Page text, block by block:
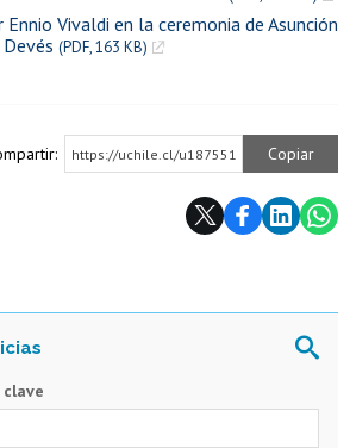
Vivaldi en la ceremonia de Asunción
(PDF, 163 KB)
https://uchile.cl/u187551 Copiar